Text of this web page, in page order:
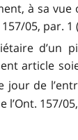
à sa vue
157/05, par. 1
d’un
article
jour de
l’Ont. 157/